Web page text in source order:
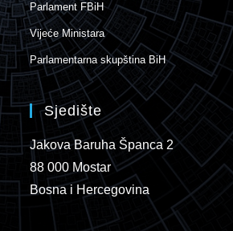
Parlament FBiH
Vijeće Ministara
Parlamentarna skupština BiH
Sjedište
Jakova Baruha Španca 2
88 000 Mostar
Bosna i Hercegovina